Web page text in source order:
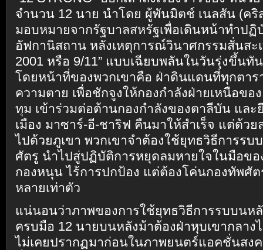
จำนวน 12 นาย นำโดย ผู้พันมิตช์ เนลสัน (คริ
มอบหมายจากรัฐบาลสหรัฐเพื่อเดินหน้าทำป
อัฟกานิสถาน หลังเหตุการณ์วินาศกรรมสั่นสะ
2001 หรือ 9/11” แบบเฉียบพลันในวันรุ่งขึ้นทั
โดยหน้าที่ของพวกเขาคือ ฝ่าดินแดนที่ทุกตาร
ความตาย เพื่อชักจูงให้กองกำลังฝ่ายเหนือข
ทุม เข้าร่วมต่อต้านกองกำลังของตาลีบัน แล
เมือง มาซาร์-อี-ชาริฟ คืนมาให้สำเร็จ แต่ด้ว
ไปด้วยภูเขา พวกเขาจำต้องใช้ยุทธวิธีการร
ศัตรู นำไปสู่ปฏิบัติการหยุดลมหายใจในมือขอ
กองหนุน ไร้การปกป้อง แต่ต้องโค่นกองทัพศั
หลายเท่าตัว
แน่นอนว่าภาพของการใช้ยุทธวิธีการรบบนห
ครบมือ 12 นายบนหลังม้าต้องฝ่าหุบเขากลา
ไม่เคยปรากฏมาก่อนในภาพยนตร์แอคชั่นสงค